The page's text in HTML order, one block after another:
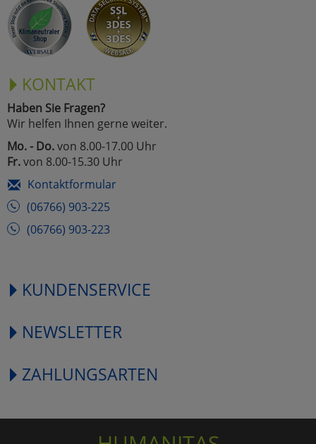
KONTAKT
Haben Sie Fragen?
Wir helfen Ihnen gerne weiter.
Mo. - Do.von 8.00-17.00 Uhr
Fr.von 8.00-15.30 Uhr
Kontaktformular
(06766) 903-225
(06766) 903-223
KUNDENSERVICE
NEWSLETTER
ZAHLUNGSARTEN